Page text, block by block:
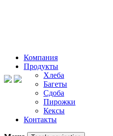
Компания
Продукты
Хлеба
Багеты
Сдоба
Пирожки
Кексы
Контакты